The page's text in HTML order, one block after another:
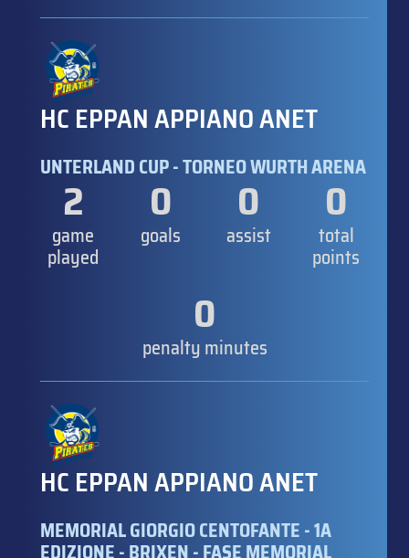
HC EPPAN APPIANO ANET
UNTERLAND CUP - TORNEO WURTH ARENA
2
game
played
0
goals
0
assist
0
total
points
0
penalty minutes
HC EPPAN APPIANO ANET
MEMORIAL GIORGIO CENTOFANTE - 1A
EDIZIONE - BRIXEN - FASE MEMORIAL